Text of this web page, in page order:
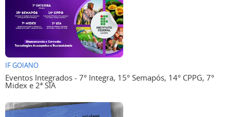
IF GOIANO
Eventos Integrados - 7° Integra, 15° Semapós, 14° CPPG, 7°
Midex e 2ª SIA